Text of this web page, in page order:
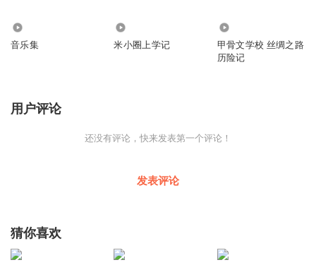
音乐集 米小圈上学记
甲骨文学校 丝绸之路
历险记
用户评论
还没有评论，快来发表第一个评论！
发表评论
猜你喜欢